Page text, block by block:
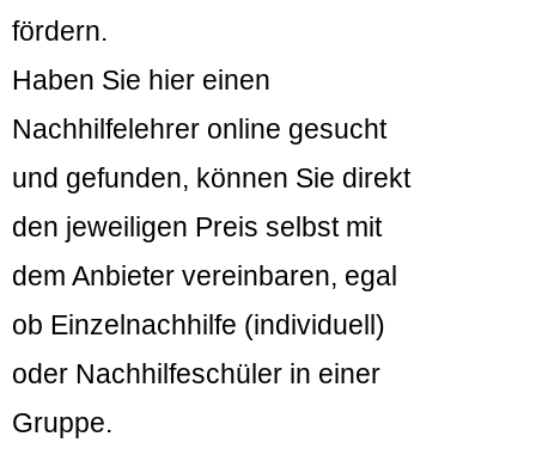
fördern.
Haben Sie hier einen
Nachhilfelehrer online gesucht
und gefunden, können Sie direkt
den jeweiligen Preis selbst mit
dem Anbieter vereinbaren, egal
ob Einzelnachhilfe (individuell)
oder Nachhilfeschüler in einer
Gruppe.